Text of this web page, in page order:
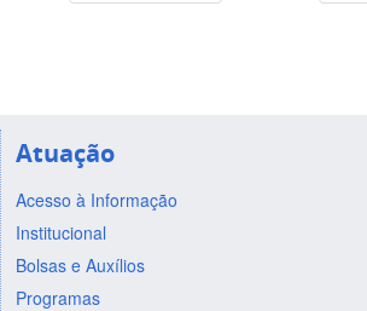
Atuação
Acesso à Informação
Institucional
Bolsas e Auxílios
Programas